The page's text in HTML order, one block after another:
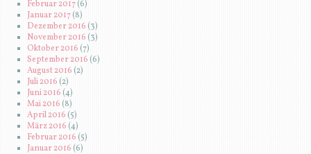
Februar 2017(6)
Januar 2017(8)
Dezember 2016 (3)
November 2016 (3)
Oktober 2016(7)
September 2016 (6)
August 2016 (2)
Juli 2016(2)
Juni 2016 (4)
Mai 2016 (8)
April 2016(5)
März 2016 (4)
Februar 2016 (5)
Januar 2016 (6)